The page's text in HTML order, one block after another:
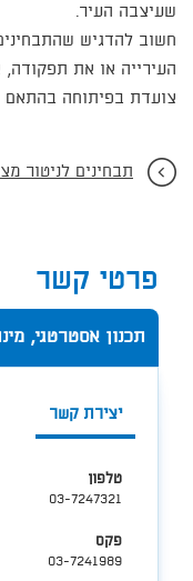
שעיצבה העיר.
חשוב להדגיש
העירייה או את
צועדת בפיתוחה בהתאם
תבחינים לניטור
פרטי קשר
תכנון אסטרטגי,
יצירת קשר
טלפון
03-7247321
פקס
03-7241989